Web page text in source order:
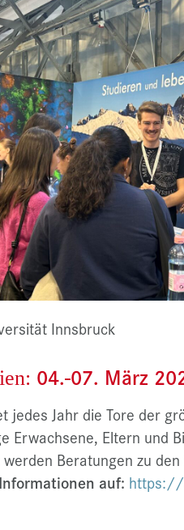
Innsbruck
04.-07. März
jedes Jahr die Tore der
Erwachsene, Eltern und
Beratungen zu
auf: https://